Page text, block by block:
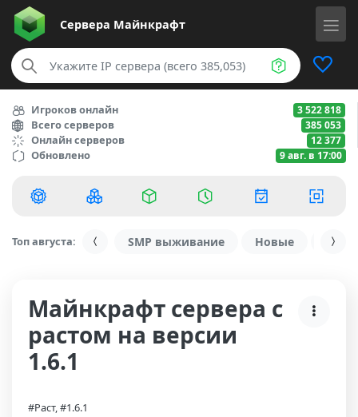
Сервера Майнкрафт
Игроков онлайн 3 522 818
Всего серверов 385 053
Онлайн серверов 12 377
Обновлено 9 авг. в 17:00
Топ августа: SMP выживание Новые С
Майнкрафт сервера с
растом на версии
1.6.1
#Раст, #1.6.1